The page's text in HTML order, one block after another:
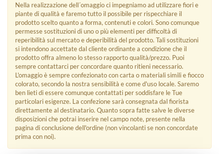
Nella realizzazione dell´omaggio ci impegniamo ad utilizzare fiori e
piante di qualità e faremo tutto il possibile per rispecchiare il
prodotto scelto quanto a forma, contenuti e colori. Sono comunque
permesse sostituzioni di uno o più elementi per difficoltà di
reperibilità sul mercato e deperibilità del prodotto. Tali sostituzioni
si intendono accettate dal cliente ordinante a condizione che il
prodotto offra almeno lo stesso rapporto qualità/prezzo. Puoi
sempre contattarci per concordare quanto ritieni necessario.
L'omaggio è sempre confezionato con carta o materiali simili e fiocco
colorato, secondo la nostra sensibilità e come d'uso locale. Saremo
ben lieti di essere comunque contattati per soddisfare le Tue
particolari esigenze. La confezione sarà consegnata dal fiorista
direttamente al destinatario. Quanto sopra fatte salve le diverse
disposizioni che potrai inserire nel campo note, presente nella
pagina di conclusione dell'ordine (non vincolanti se non concordate
prima con noi).